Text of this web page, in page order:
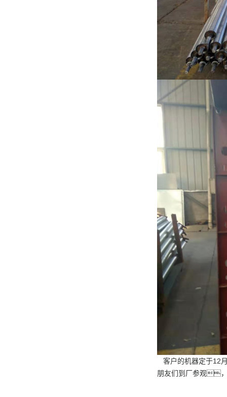
客户的机器定于12
朋友们到厂参观